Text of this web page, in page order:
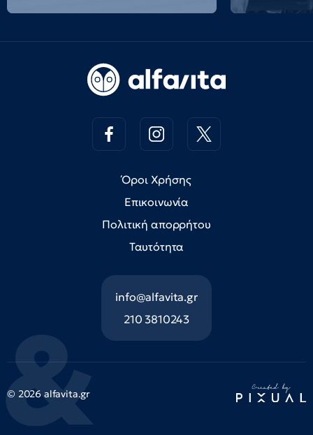
Όροι Χρήσης
Επικοινωνία
Πολιτική απορρήτου
Ταυτότητα
info@alfavita.gr
210 3810243
© 2026 alfavita.gr